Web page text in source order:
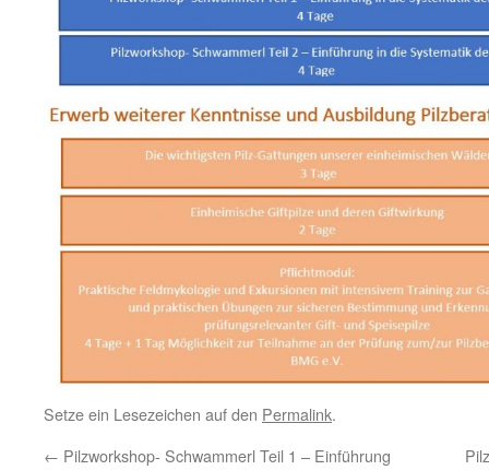
Setze ein Lesezeichen auf den Permalink.
← Pilzworkshop- Schwammerl Teil 1 – Einführung